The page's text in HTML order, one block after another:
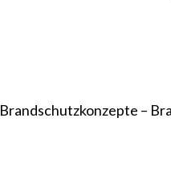
Brandschutzkonzepte –